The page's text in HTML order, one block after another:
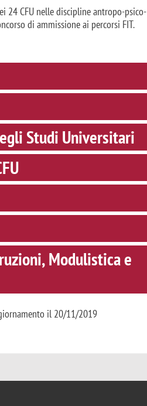
24 CFU nelle discipline antropo-psico-
di ammissione ai percorsi FIT.
Studi Universitari
Modulistica e
il 20/11/2019